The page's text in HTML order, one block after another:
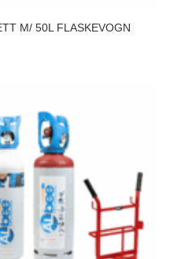
M/ 50L FLASKEVOGN